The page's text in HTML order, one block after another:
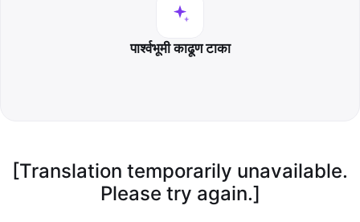
पार्श्वभूमी काढूण टाका
[Translation temporarily unavailable.
Please try again.]